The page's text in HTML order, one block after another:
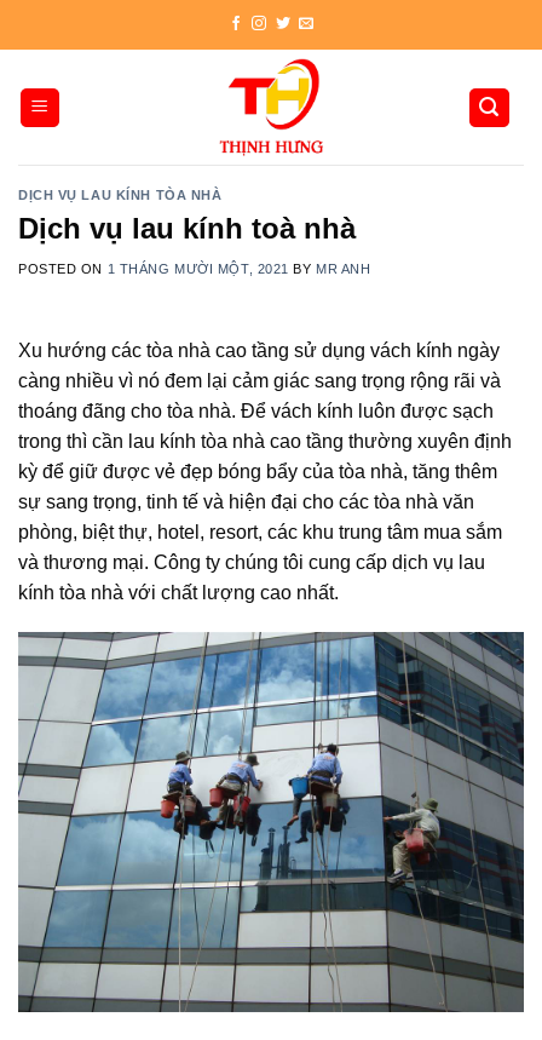
DỊCH VỤ LAU KÍNH TÒA NHÀ
Dịch vụ lau kính toà nhà
POSTED ON 1 THÁNG MƯỜI MỘT, 2021 BY MR ANH
Xu hướng các tòa nhà cao tầng sử dụng vách kính ngày
càng nhiều vì nó đem lại cảm giác sang trọng rộng rãi và
thoáng đãng cho tòa nhà. Để vách kính luôn được sạch
trong thì cần lau kính tòa nhà cao tầng thường xuyên định
kỳ để giữ được vẻ đẹp bóng bẩy của tòa nhà, tăng thêm
sự sang trọng, tinh tế và hiện đại cho các tòa nhà văn
phòng, biệt thự, hotel, resort, các khu trung tâm mua sắm
và thương mại. Công ty chúng tôi cung cấp dịch vụ lau
kính tòa nhà với chất lượng cao nhất.